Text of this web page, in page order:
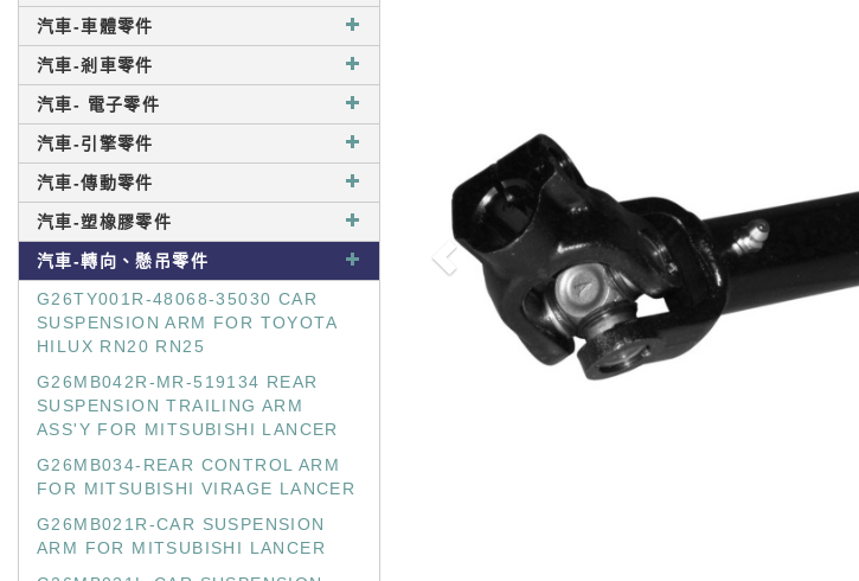
汽車-車體零件
汽車-剎車零件
汽車- 電子零件
汽車-引擎零件
汽車-傳動零件
汽車-塑橡膠零件
汽車-轉向、懸吊零件
G26TY001R-48068-35030 CAR
SUSPENSION ARM FOR TOYOTA
HILUX RN20 RN25
G26MB042R-MR-519134 REAR
SUSPENSION TRAILING ARM
ASS'Y FOR MITSUBISHI LANCER
G26MB034-REAR CONTROL ARM
FOR MITSUBISHI VIRAGE LANCER
G26MB021R-CAR SUSPENSION
ARM FOR MITSUBISHI LANCER